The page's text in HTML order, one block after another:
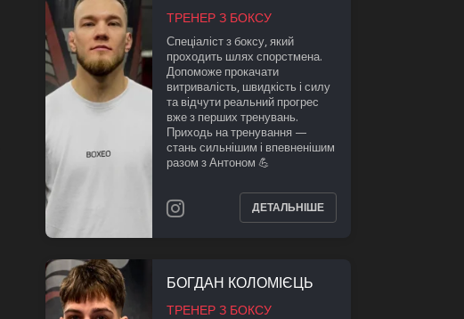
ТРЕНЕР З БОКСУ
Спеціаліст з боксу, який
проходить шлях спорстмена.
Допоможе прокачати
витривалість, швидкість і силу
та відчути реальний прогрес
вже з перших тренувань.
Приходь на тренування —
стань сильнішим і впевненішим
разом з Антоном 💪
ДЕТАЛЬНІШЕ
БОГДАН КОЛОМІЄЦЬ
ТРЕНЕР З БОКСУ